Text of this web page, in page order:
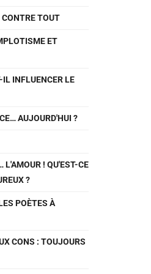
CONTRE TOUT
ET
IL INFLUENCER LE
AUJOURD'HUI ?
L'AMOUR ! QU'EST-CE
?
POÈTES À
CONS : TOUJOURS